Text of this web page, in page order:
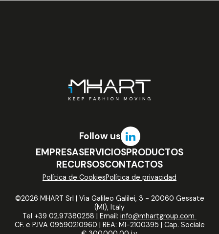
Follow us
EMPRESASERVICIOSPRODUCTOS
RECURSOSCONTACTOS
Política de CookiesPolítica de privacidad
©2026 MHART Srl | Via Galileo Galilei, 3 - 20060 Gessate
(MI), Italy
Tel +39 02.97380258 | Email: info@mhartgroup.com
CF. e P.IVA 09590210960 | REA: MI-2100395 | Cap. Sociale